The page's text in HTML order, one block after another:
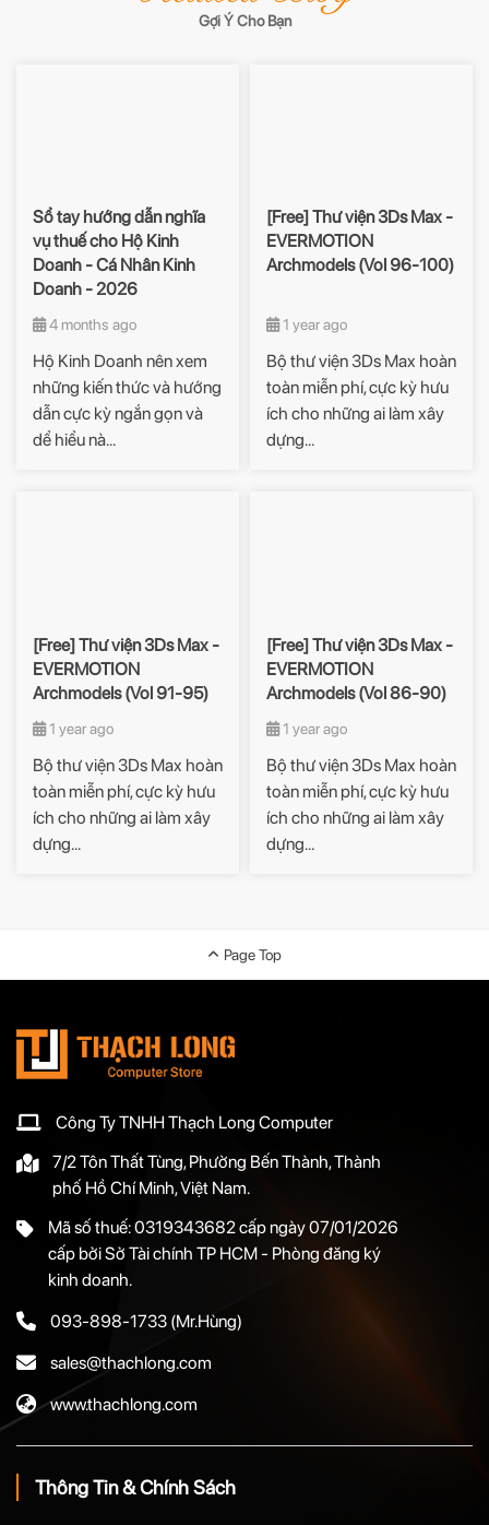
Gợi Ý Cho Bạn
Sổ tay hướng dẫn nghĩa
vụ thuế cho Hộ Kinh
Doanh - Cá Nhân Kinh
Doanh - 2026
4 months ago
Hộ Kinh Doanh nên xem
những kiến thức và hướng
dẫn cực kỳ ngắn gọn và
dể hiểu nà...
[Free] Thư viện 3Ds Max -
EVERMOTION
Archmodels (Vol 96-100)
1 year ago
Bộ thư viện 3Ds Max hoàn
toàn miễn phí, cực kỳ hưu
ích cho những ai làm xây
dựng...
[Free] Thư viện 3Ds Max -
EVERMOTION
Archmodels (Vol 91-95)
1 year ago
Bộ thư viện 3Ds Max hoàn
toàn miễn phí, cực kỳ hưu
ích cho những ai làm xây
dựng...
[Free] Thư viện 3Ds Max -
EVERMOTION
Archmodels (Vol 86-90)
1 year ago
Bộ thư viện 3Ds Max hoàn
toàn miễn phí, cực kỳ hưu
ích cho những ai làm xây
dựng...
Page Top
Công Ty TNHH Thạch Long Computer
7/2 Tôn Thất Tùng, Phường Bến Thành, Thành
phố Hồ Chí Minh, Việt Nam.
Mã số thuế: 0319343682 cấp ngày 07/01/2026
cấp bởi Sở Tài chính TP HCM - Phòng đăng ký
kinh doanh.
093-898-1733 (Mr.Hùng)
sales@thachlong.com
www.thachlong.com
Thông Tin & Chính Sách